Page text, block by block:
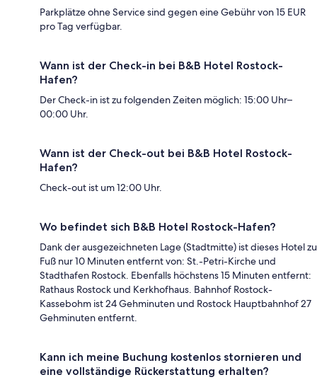
Parkplätze ohne Service sind gegen eine Gebühr von 15 EUR
pro Tag verfügbar.
Wann ist der Check-in bei B&B Hotel Rostock-
Hafen?
Der Check-in ist zu folgenden Zeiten möglich: 15:00 Uhr–
00:00 Uhr.
Wann ist der Check-out bei B&B Hotel Rostock-
Hafen?
Check-out ist um 12:00 Uhr.
Wo befindet sich B&B Hotel Rostock-Hafen?
Dank der ausgezeichneten Lage (Stadtmitte) ist dieses Hotel zu
Fuß nur 10 Minuten entfernt von: St.-Petri-Kirche und
Stadthafen Rostock. Ebenfalls höchstens 15 Minuten entfernt:
Rathaus Rostock und Kerkhofhaus. Bahnhof Rostock-
Kassebohm ist 24 Gehminuten und Rostock Hauptbahnhof 27
Gehminuten entfernt.
Kann ich meine Buchung kostenlos stornieren und
eine vollständige Rückerstattung erhalten?